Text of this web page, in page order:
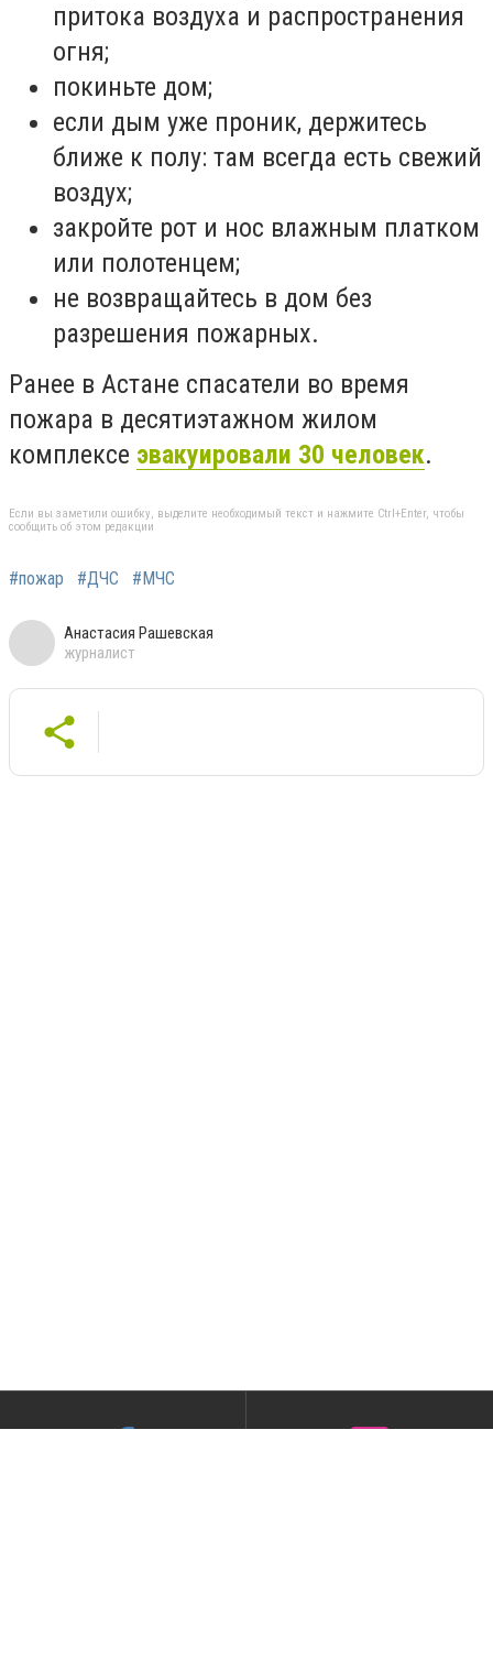
притока воздуха и распространения
огня;
покиньте дом;
если дым уже проник, держитесь
ближе к полу: там всегда есть свежий
воздух;
закройте рот и нос влажным платком
или полотенцем;
не возвращайтесь в дом без
разрешения пожарных.
Ранее в Астане спасатели во время
пожара в десятиэтажном жилом
комплексе эвакуировали 30 человек.
Если вы заметили ошибку, выделите необходимый текст и нажмите Ctrl+Enter, чтобы
сообщить об этом редакции
#пожар #ДЧС #МЧС
Анастасия Рашевская
журналист